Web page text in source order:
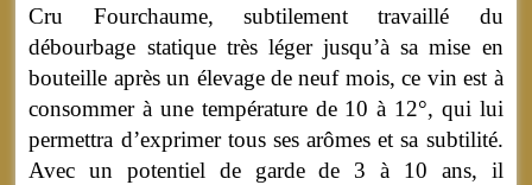
Cru Fourchaume, subtilement travaillé du
débourbage statique très léger jusqu’à sa mise en
bouteille après un élevage de neuf mois, ce vin est à
consommer à une température de 10 à 12°, qui lui
permettra d’exprimer tous ses arômes et sa subtilité.
Avec un potentiel de garde de 3 à 10 ans, il